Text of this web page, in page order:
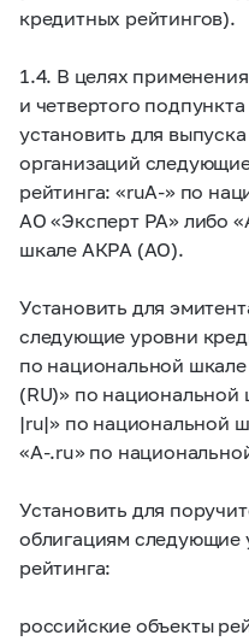
кредитных рейтингов).
1.4. В целях
и четвертого
установить для
организаций
рейтинга: «ruA-» по
АО «Эксперт РА» либо
шкале АКРА (АО).
Установить для
следующие уровни
по национальной
(RU)» по
|ru|» по национальной
«A-.ru» по
Установить для
облигациям следующие
рейтинга:
российские объекты